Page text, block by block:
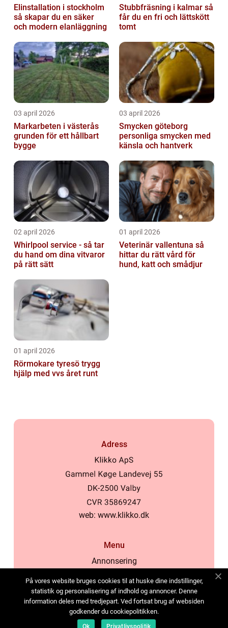
Elinstallation i stockholm
så skapar du en säker
och modern elanläggning
Stubbfräsning i kalmar så
får du en fri och lättskött
tomt
03 april 2026
Markarbeten i västerås
grunden för ett hållbart
bygge
03 april 2026
Smycken göteborg
personliga smycken med
känsla och hantverk
02 april 2026
Whirlpool service - så tar
du hand om dina vitvaror
på rätt sätt
01 april 2026
Veterinär vallentuna så
hittar du rätt vård för
hund, katt och smådjur
01 april 2026
Rörmokare tyresö trygg
hjälp med vvs året runt
Adress
web: www.klikko.dk
Menu
Annonsering
Cookies
Kontakta oss
Sitemap
På vores website bruges cookies til at huske dine indstillinger,
statistik og personalisering af indhold og annoncer. Denne
information deles med tredjepart. Ved fortsat brug af websiden
godkender du cookiepolitikken.
Ok Privatlivspolitik